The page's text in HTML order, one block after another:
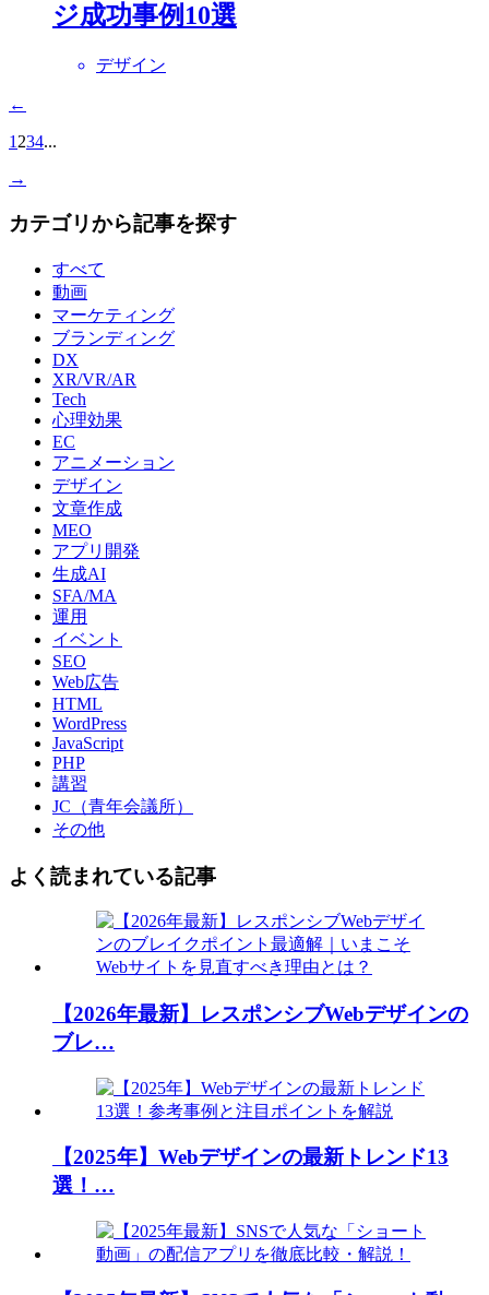
ジ成功事例10選
デザイン
←
1 234...
→
カテゴリから記事を探す
すべて
動画
マーケティング
ブランディング
DX
XR/VR/AR
Tech
心理効果
EC
アニメーション
デザイン
文章作成
MEO
アプリ開発
生成AI
SFA/MA
運用
イベント
SEO
Web広告
HTML
WordPress
JavaScript
PHP
講習
JC（青年会議所）
その他
よく読まれている記事
【2026年最新】レスポンシブWebデザインの
ブレ…
【2025年】Webデザインの最新トレンド13
選！…